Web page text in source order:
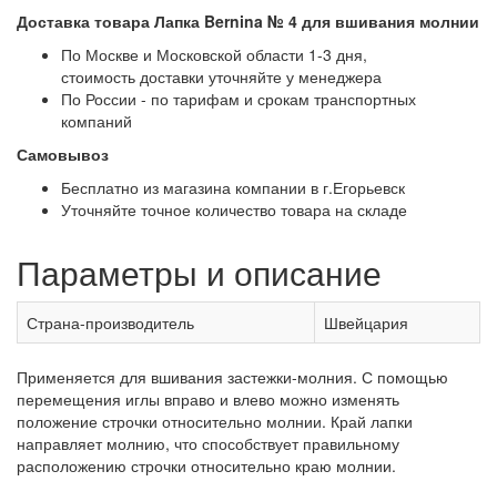
Доставка товара Лапка Bernina № 4 для вшивания молнии
По Москве и Московской области 1-3 дня,
стоимость доставки уточняйте у менеджера
По России - по тарифам и срокам транспортных
компаний
Самовывоз
Бесплатно из магазина компании в г.Егорьевск
Уточняйте точное количество товара на складе
Параметры и описание
Страна-производитель Швейцария
Применяется для вшивания застежки-молния. С помощью
перемещения иглы вправо и влево можно изменять
положение строчки относительно молнии. Край лапки
направляет молнию, что способствует правильному
расположению строчки относительно краю молнии.